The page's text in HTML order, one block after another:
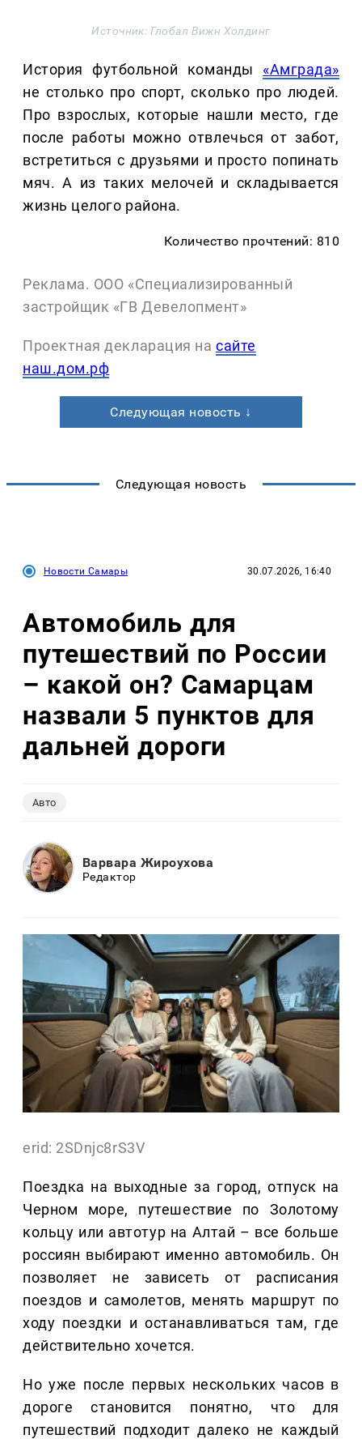
Источник: Глобал Вижн Холдинг
История футбольной команды «Амграда»
не столько про спорт, сколько про людей.
Про взрослых, которые нашли место, где
после работы можно отвлечься от забот,
встретиться с друзьями и просто попинать
мяч. А из таких мелочей и складывается
жизнь целого района.
Количество прочтений: 810
Реклама. ООО «Специализированный
застройщик «ГВ Девелопмент»
Проектная декларация на сайте
наш.дом.рф
Следующая новость ↓
Следующая новость
Новости Самары 30.07.2026, 16:40
Автомобиль для
путешествий по России
– какой он? Самарцам
назвали 5 пунктов для
дальней дороги
Авто
Варвара Жироухова
Редактор
erid: 2SDnjc8rS3V
Поездка на выходные за город, отпуск на
Черном море, путешествие по Золотому
кольцу или автотур на Алтай – все больше
россиян выбирают именно автомобиль. Он
позволяет не зависеть от расписания
поездов и самолетов, менять маршрут по
ходу поездки и останавливаться там, где
действительно хочется.
Но уже после первых нескольких часов в
дороге становится понятно, что для
путешествий подходит далеко не каждый